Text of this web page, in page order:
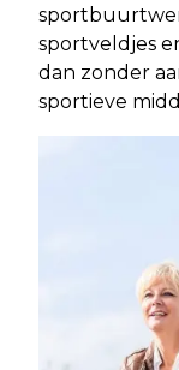
sportveldjes
dan zonder
sportieve